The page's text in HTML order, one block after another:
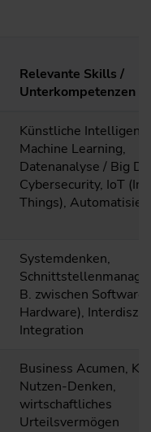
Relevante Skills /
Unterkompetenzen
Künstliche Intelligenz
Machine Learning,
Datenanalyse / Big
Cybersecurity, IoT
Things),
Systemdenken,
B. zwischen Software
Hardware),
Integration
Business Acumen,
Nutzen-Denken,
wirtschaftliches
Urteilsvermögen